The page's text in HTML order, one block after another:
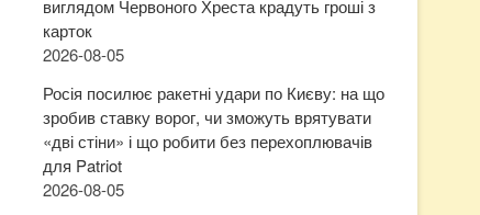
виглядом Червоного Хреста крадуть гроші з
карток
2026-08-05
Росія посилює ракетні удари по Києву: на що
зробив ставку ворог, чи зможуть врятувати
«дві стіни» і що робити без перехоплювачів
для Patriot
2026-08-05